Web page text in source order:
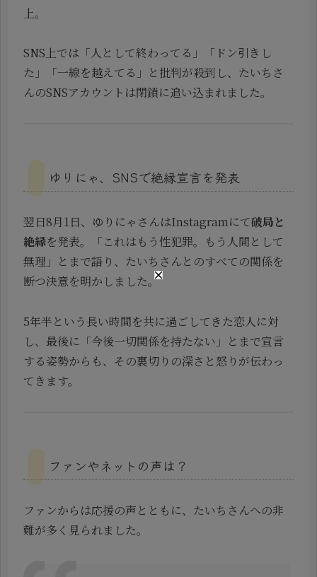
上。
SNS上では「人として終わってる」「ドン引きし
た」「一線を越えてる」と批判が殺到し、たいちさ
んのSNSアカウントは閉鎖に追い込まれました。
ゆりにゃ、SNSで絶縁宣言を発表
翌日8月1日、ゆりにゃさんはInstagramにて破局と
絶縁を発表。「これはもう性犯罪。もう人間として
無理」とまで語り、たいちさんとのすべての関係を
断つ決意を明かしました。
5年半という長い時間を共に過ごしてきた恋人に対
し、最後に「今後一切関係を持たない」とまで宣言
する姿勢からも、その裏切りの深さと怒りが伝わっ
てきます。
ファンやネットの声は？
ファンからは応援の声とともに、たいちさんへの非
難が多く見られました。